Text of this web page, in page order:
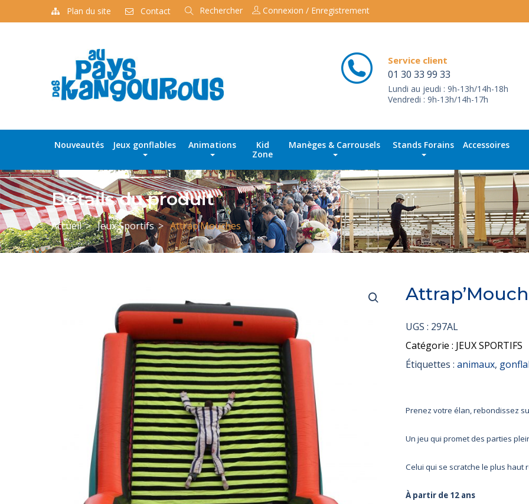
Plan du site Contact Rechercher
produits
Connexion / Enregistrement
Service client
01 30 33 99 33
Lundi au jeudi : 9h-13h/14h-18h
Vendredi : 9h-13h/14h-17h
Nouveautés Jeux gonflables Animations
Kid
Zone
Manèges & Carrousels Stands Forains Accessoires
Détails du produit
Accueil Jeux Sportifs Attrap’Mouches
UGS : 297AL
Catégorie : JEUX SPORTIFS
Étiquettes : animaux,
Prenez votre élan, rebondissez
Un jeu qui promet des parties
Celui qui se scratche le plus haut
À partir de 12 ans